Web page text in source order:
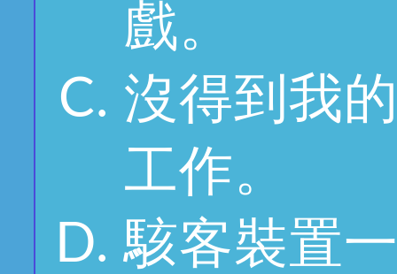
戲。
沒得到我
工作。
駭客裝置